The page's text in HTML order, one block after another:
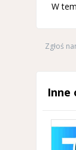
W
Zgłoś
Inne